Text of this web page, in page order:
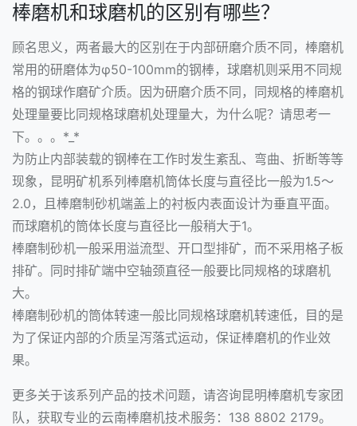
棒磨机和球磨机的区别有哪些？
顾名思义，两者最大的区别在于内部研磨介质不同，棒磨机
常用的研磨体为φ50-100mm的钢棒， 球磨机则采用不同规
格的钢球作磨矿介质。因为研磨介质不同，同规格的棒磨机
处理量要比同规格球磨机处理量大，为什么呢？请思考一
下。。。*_*
为防止内部装载的钢棒在工作时发生紊乱、弯曲、折断等等
现象，昆明矿机系列棒磨机筒体长度与直径比一般为1.5～
2.0，且棒磨制砂机端盖上的衬板内表面设计为垂直平面。
而球磨机的筒体长度与直径比一般稍大于1。
棒磨制砂机一般采用溢流型、开口型排矿，而不采用格子板
排矿。同时排矿端中空轴颈直径一般要比同规格的球磨机
大。
棒磨制砂机的筒体转速一般比同规格球磨机转速低，目的是
为了保证内部的介质呈泻落式运动，保证棒磨机的作业效
果。
更多关于该系列产品的技术问题，请咨询昆明棒磨机专家团
队，获取专业的云南棒磨机技术服务：138 8802 2179。